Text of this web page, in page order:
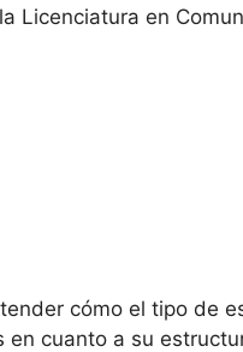
Licenciatura en
cómo el tipo de
cuanto a su